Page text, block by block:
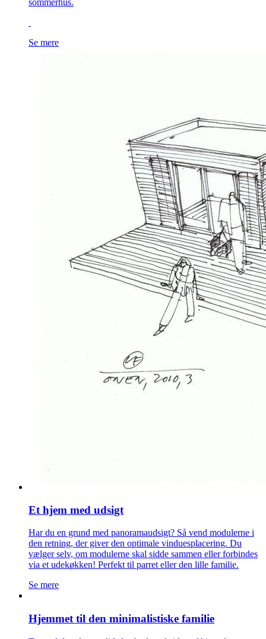
Et hjem med udsigt
Har du en grund med panoramaudsigt? Så vend modulerne i
den retning, der giver den optimale vinduesplacering. Du
vælger selv, om modulerne skal sidde sammen eller forbindes
via et udekøkken! Perfekt til parret eller den lille familie.
Hjemmet til den minimalistiske familie
To moduler placeret lidt forskudt ved siden af hinanden.
Hvordan kan modulerne kobles sammen?
På samtlige horisontale sider! De kan åbnes på både den korte
og den lange side, og åbningen kan gøres nøjagtigt lige så
stor, som du ønsker det. Prøv voresOnline Builderfor at få
inspiration!